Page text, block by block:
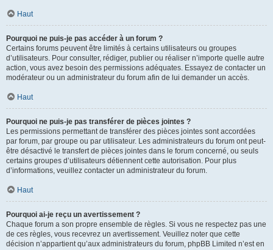
Haut
Pourquoi ne puis-je pas accéder à un forum ?
Certains forums peuvent être limités à certains utilisateurs ou groupes
d’utilisateurs. Pour consulter, rédiger, publier ou réaliser n’importe quelle autre
action, vous avez besoin des permissions adéquates. Essayez de contacter un
modérateur ou un administrateur du forum afin de lui demander un accès.
Haut
Pourquoi ne puis-je pas transférer de pièces jointes ?
Les permissions permettant de transférer des pièces jointes sont accordées
par forum, par groupe ou par utilisateur. Les administrateurs du forum ont peut-
être désactivé le transfert de pièces jointes dans le forum concerné, ou seuls
certains groupes d’utilisateurs détiennent cette autorisation. Pour plus
d’informations, veuillez contacter un administrateur du forum.
Haut
Pourquoi ai-je reçu un avertissement ?
Chaque forum a son propre ensemble de règles. Si vous ne respectez pas une
de ces règles, vous recevrez un avertissement. Veuillez noter que cette
décision n’appartient qu’aux administrateurs du forum, phpBB Limited n’est en